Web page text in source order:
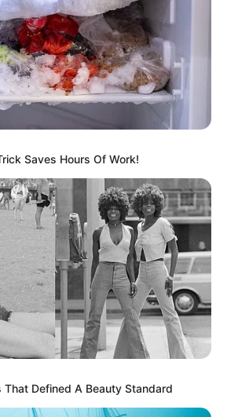
COPA BETPLAY
Millonarios, en caída libre:
no se 'avispó' y perdió ante
Envigado por Copa
Alianza Valledupar:
empataron 1-1
DEPORTES
Bucaramanga pegó
primero: Con gol de
Luciano Pons el leopardo
tomó ventaja en la ida de
los octavos de la Copa
Saves Hours Of Work!
That Defined A Beauty Standard